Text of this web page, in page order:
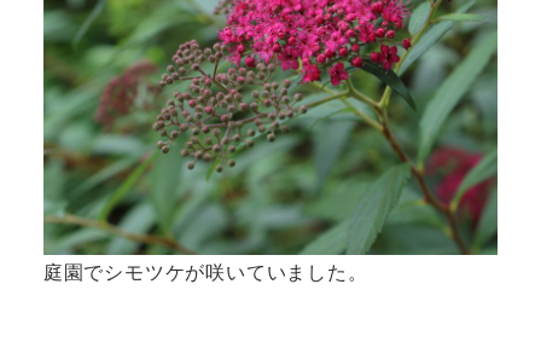
庭園でシモツケが咲いていました。